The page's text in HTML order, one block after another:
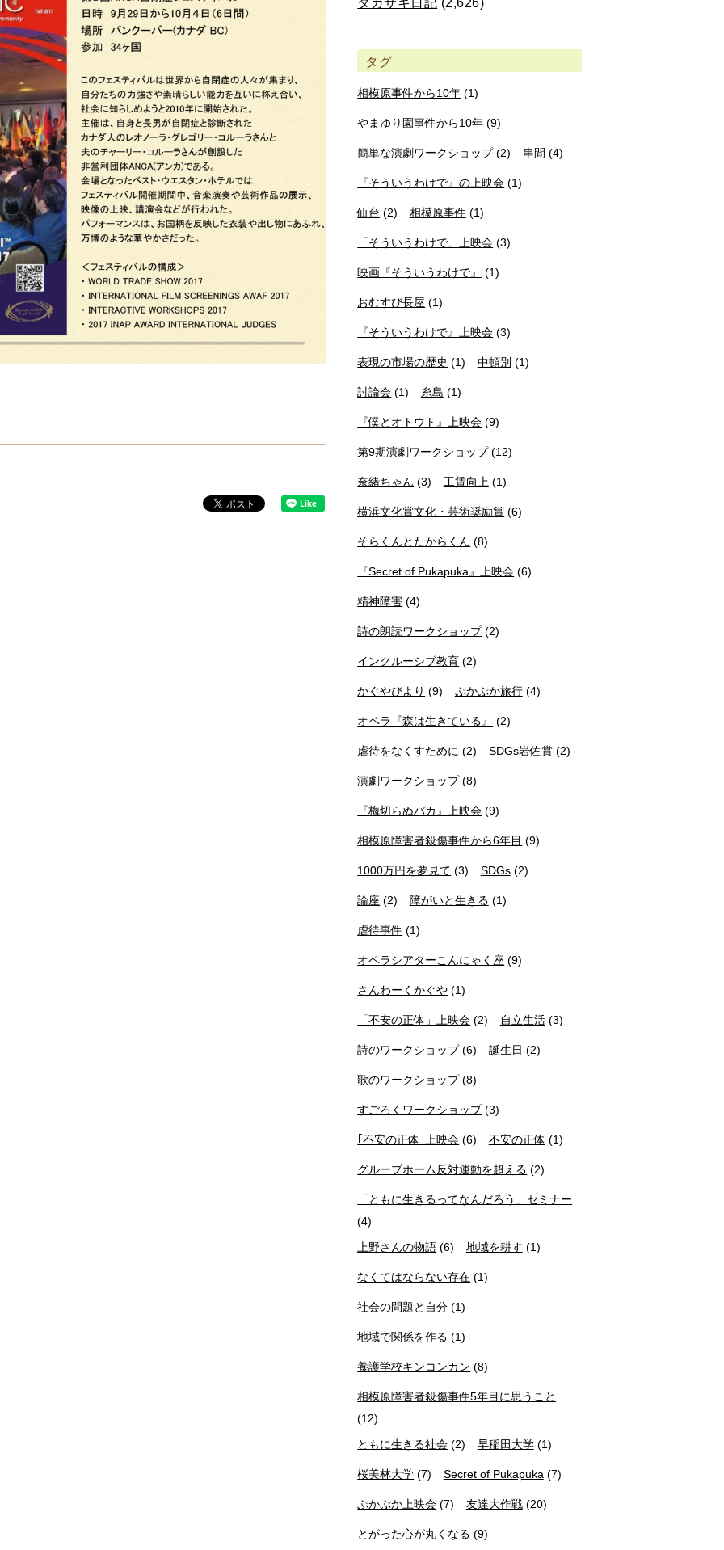
タカサキ日記 (2,626)
タグ
相模原事件から10年 (1)
やまゆり園事件から10年 (9)
簡単な演劇ワークショップ(2) 串間 (4)
『そういうわけで』の上映会 (1)
仙台 (2) 相模原事件 (1)
「そういうわけで」上映会 (3)
映画『そういうわけで』 (1)
おむすび長屋 (1)
『そういうわけで』上映会 (3)
表現の市場の歴史 (1) 中頓別 (1)
討論会 (1) 糸島 (1)
『僕とオトウト』上映会 (9)
第9期演劇ワークショップ(12)
奈緒ちゃん (3) 工賃向上(1)
横浜文化賞文化・芸術奨励賞 (6)
そらくんとたからくん (8)
『Secret of Pukapuka』上映会 (6)
精神障害 (4)
詩の朗読ワークショップ(2)
インクルーシブ教育 (2)
かぐやびより (9) ぷかぷか旅行(4)
オペラ『森は生きている』 (2)
虐待をなくすために (2) SDGs岩佐賞(2)
演劇ワークショップ(8)
『梅切らぬバカ』上映会 (9)
相模原障害者殺傷事件から6年目 (9)
1000万円を夢見て (3) SDGs(2)
論座 (2) 障がいと生きる (1)
虐待事件 (1)
オペラシアターこんにゃく座 (9)
さんわーくかぐや (1)
「不安の正体」上映会 (2) 自立生活(3)
詩のワークショップ(6) 誕生日 (2)
歌のワークショップ(8)
すごろくワークショップ(3)
｢不安の正体｣上映会 (6) 不安の正体 (1)
グループホーム反対運動を超える (2)
「ともに生きるってなんだろう」セミナー
(4)
上野さんの物語 (6) 地域を耕す (1)
なくてはならない存在 (1)
社会の問題と自分 (1)
地域で関係を作る (1)
養護学校キンコンカン (8)
相模原障害者殺傷事件5年目に思うこと
(12)
ともに生きる社会 (2) 早稲田大学(1)
桜美林大学 (7) Secret of Pukapuka(7)
ぷかぷか上映会 (7) 友達大作戦(20)
とがった心が丸くなる (9)